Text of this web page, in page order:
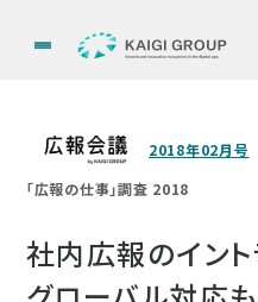
2018年02月号
「広報の仕事」調査 2018
社内広報のイン